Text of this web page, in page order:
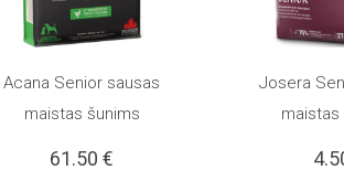
Į KREPŠELĮ
Acana Senior sausas
maistas šunims
61.50 €
PASIRINKTI
Josera
maistas